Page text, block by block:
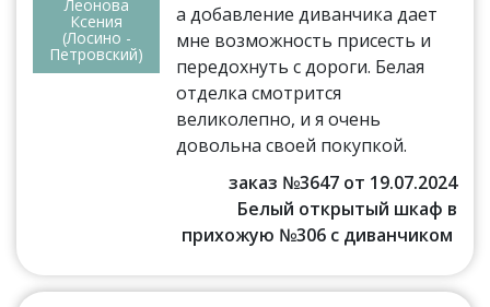
Леонова
Ксения
(Лосино -
Петровский)
а добавление диванчика дает
мне возможность присесть и
передохнуть с дороги. Белая
отделка смотрится
великолепно, и я очень
довольна своей покупкой.
заказ №3647 от 19.07.2024
Белый открытый шкаф в
прихожую №306 с диванчиком